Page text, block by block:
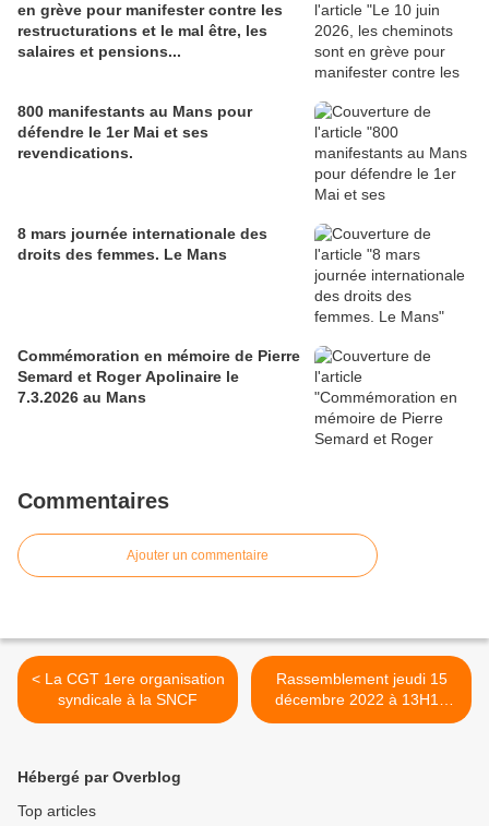
en grève pour manifester contre les
restructurations et le mal être, les
salaires et pensions...
800 manifestants au Mans pour
défendre le 1er Mai et ses
revendications.
8 mars journée internationale des
droits des femmes. Le Mans
Commémoration en mémoire de Pierre
Semard et Roger Apolinaire le
7.3.2026 au Mans
Commentaires
Ajouter un commentaire
< La CGT 1ere organisation
syndicale à la SNCF
Rassemblement jeudi 15
décembre 2022 à 13H15
devant la Palais de justice
Hébergé par Overblog
Top articles